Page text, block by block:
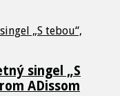
singel „S
ADissom